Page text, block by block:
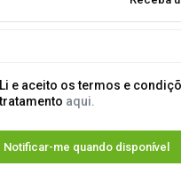
Li e aceito os termos e
tratamento aqui.
Notificar-me quando disponível